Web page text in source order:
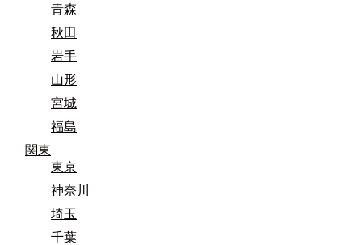
青森
秋田
岩手
山形
宮城
福島
関東
東京
神奈川
埼玉
千葉